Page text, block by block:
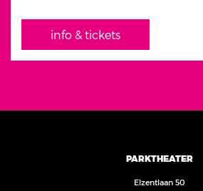
info & tickets
PARKTHEATER
Elzentlaan 50